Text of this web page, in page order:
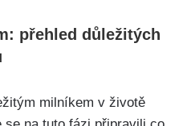
přehled důležitých
milníkem v životě